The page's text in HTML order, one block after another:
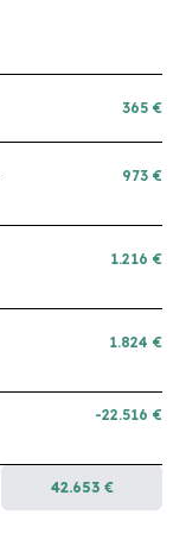
365 €
973 €
1.216 €
1.824 €
-22.516 €
42.653 €